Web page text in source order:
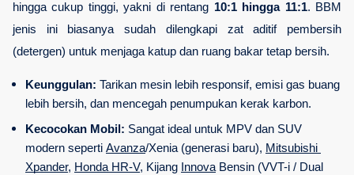
hingga cukup tinggi, yakni di rentang 10:1 hingga 11:1. BBM
jenis ini biasanya sudah dilengkapi zat aditif pembersih
(detergen) untuk menjaga katup dan ruang bakar tetap bersih.
Keunggulan: Tarikan mesin lebih responsif, emisi gas buang
lebih bersih, dan mencegah penumpukan kerak karbon.
Kecocokan Mobil: Sangat ideal untuk MPV dan SUV
modern seperti Avanza/Xenia (generasi baru), Mitsubishi
Xpander, Honda HR-V, Kijang Innova Bensin (VVT-i / Dual